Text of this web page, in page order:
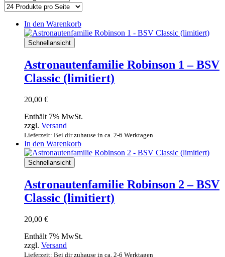
In den Warenkorb
Schnellansicht
Astronautenfamilie Robinson 1 – BSV
Classic (limitiert)
20,00 €
Enthält 7% MwSt.
zzgl. Versand
Lieferzeit: Bei dir zuhause in ca. 2-6 Werktagen
In den Warenkorb
Schnellansicht
Astronautenfamilie Robinson 2 – BSV
Classic (limitiert)
20,00 €
Enthält 7% MwSt.
zzgl. Versand
Lieferzeit: Bei dir zuhause in ca. 2-6 Werktagen